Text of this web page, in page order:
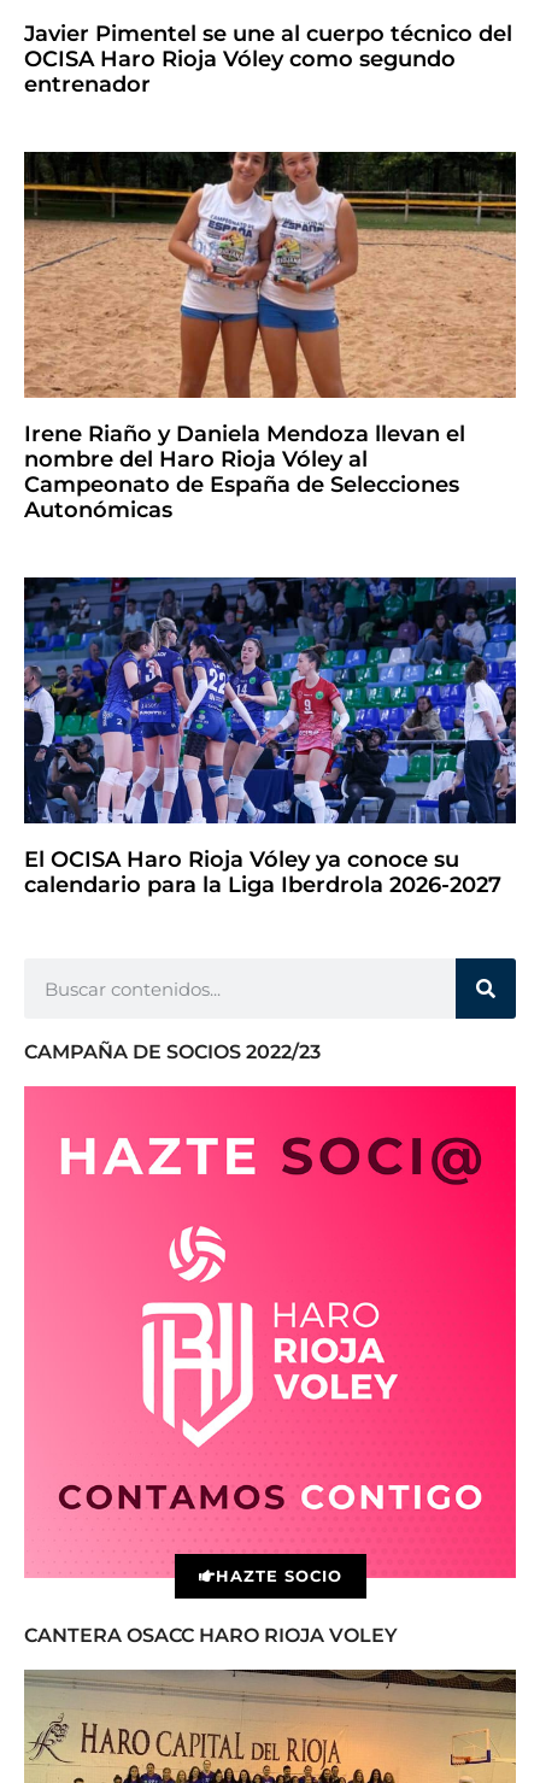
Javier Pimentel se une al cuerpo técnico del
OCISA Haro Rioja Vóley como segundo
entrenador
Irene Riaño y Daniela Mendoza llevan el
nombre del Haro Rioja Vóley al
Campeonato de España de Selecciones
Autonómicas
El OCISA Haro Rioja Vóley ya conoce su
calendario para la Liga Iberdrola 2026-2027
CAMPAÑA DE SOCIOS 2022/23
HAZTE SOCIO
CANTERA OSACC HARO RIOJA VOLEY